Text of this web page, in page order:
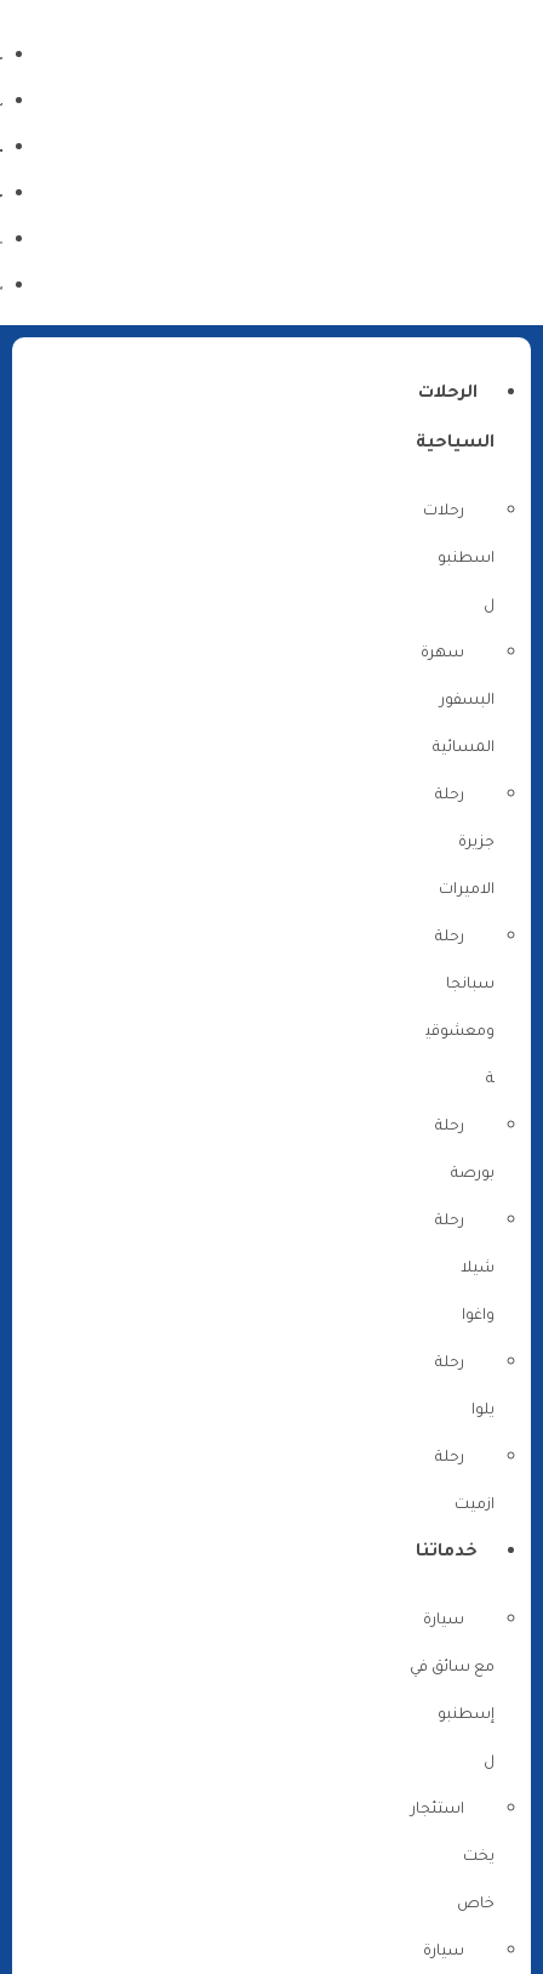
الرحلات
السياحية
رحلات
اسطنبو
ل
سهرة
البسفور
المسائية
رحلة
جزيرة
الاميرات
رحلة
سبانجا
ومعشوقي
ة
رحلة
بورصة
رحلة
شيلا
واغوا
رحلة
يلوا
رحلة
ازميت
خدماتنا
سيارة
مع سائق في
إسطنبو
ل
استئجار
يخت
خاص
سيارة